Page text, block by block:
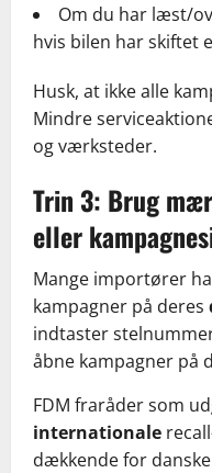
Om du har læst/
hvis bilen har skiftet
Husk, at ikke alle
Mindre
og værksteder.
Trin 3: Brug
eller
Mange importører
kampagner på deres
indtaster
åbne kampagner på
FDM fraråder som
internationale
dækkende for